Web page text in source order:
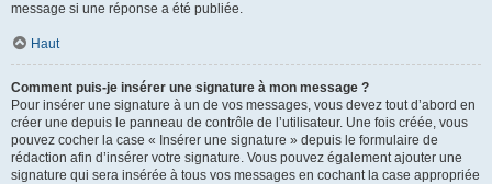
message si une réponse a été publiée.
Haut
Comment puis-je insérer une signature à mon message ?
Pour insérer une signature à un de vos messages, vous devez tout d’abord en
créer une depuis le panneau de contrôle de l’utilisateur. Une fois créée, vous
pouvez cocher la case « Insérer une signature » depuis le formulaire de
rédaction afin d’insérer votre signature. Vous pouvez également ajouter une
signature qui sera insérée à tous vos messages en cochant la case appropriée